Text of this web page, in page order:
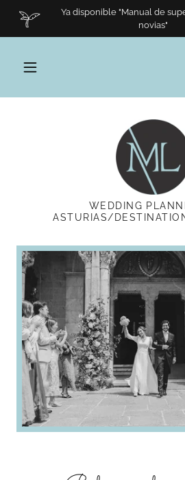
Ya disponible "Manual de
novias"
WEDDING
ASTURIAS/